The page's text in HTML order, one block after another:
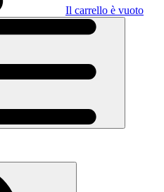
Il carrello è vuoto